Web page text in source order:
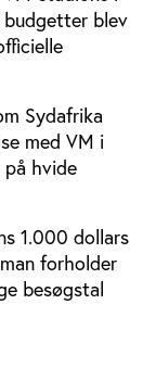
budgetter blev
Sydafrika
med VM i
på hvide
1.000 dollars
forholder
besøgstal